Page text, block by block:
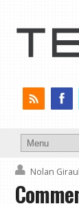
Nolan